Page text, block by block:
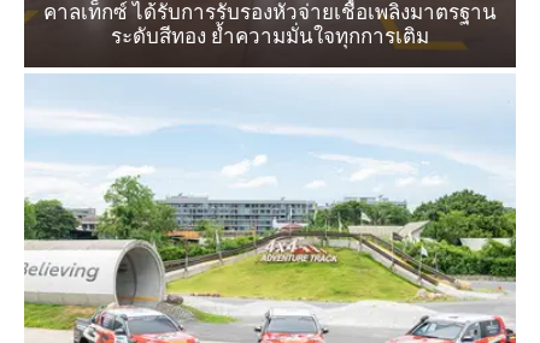
คาลเท็กซ์ ได้รับการรับรองหัวจ่ายเชื้อเพลิงมาตรฐาน
ระดับสีทอง ย้ำความมั่นใจทุกการเติม